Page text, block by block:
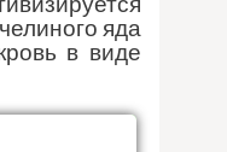
яда
в виде